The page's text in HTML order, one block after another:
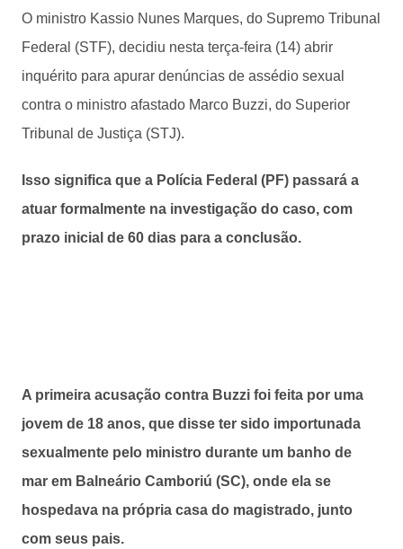
O ministro Kassio Nunes Marques, do Supremo Tribunal
Federal (STF), decidiu nesta terça-feira (14) abrir
inquérito para apurar denúncias de assédio sexual
contra o ministro afastado Marco Buzzi, do Superior
Tribunal de Justiça (STJ).
Isso significa que a Polícia Federal (PF) passará a
atuar formalmente na investigação do caso, com
prazo inicial de 60 dias para a conclusão.
A primeira acusação contra Buzzi foi feita por uma
jovem de 18 anos, que disse ter sido importunada
sexualmente pelo ministro durante um banho de
mar em Balneário Camboriú (SC), onde ela se
hospedava na própria casa do magistrado, junto
com seus pais.